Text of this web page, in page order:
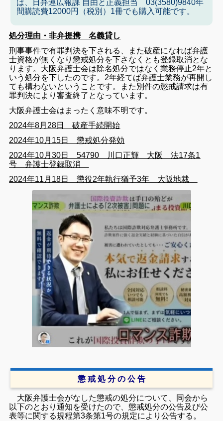
は、日弁連広報課 自由と正義担当 03(3580)9840年
間購読費12000円（税別）1冊でも購入可能です。
処分理由・非弁提携 名義貸し
刑事事件で有罪判決を下される、また破産になれば弁護
士資格が無くなり懲戒処分を下さなくとも登録取消とな
ります。大阪弁護士会は除名処分ではなく業務停止2年と
いう処分を下したのです。2年経てば弁護士業務が再開し
ても構わないということです。また別件の懲戒請求は有
罪判決により審査終了となっています。
大阪弁護士会はまったく意味不明です。
2024年8月28日 破産手続開始
2024年10月15日 懲戒処分発効
2024年10月30日 54790 川口正輝 大阪 法17条1
号 弁護士登録取消
2024年11月18日 懲役2年執行猶予3年 大阪地裁
懲 戒 処 分 の 公 告
大阪弁護士会がなした懲戒の処分について、同会から
以下のとおり通知を受けたので、懲戒処分の公告及び公
表等に関する規程第3条第1号の規定により公告する。